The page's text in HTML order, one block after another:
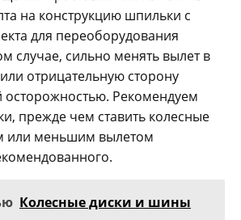
на конструкцию шпильки с
для переоборудования
случае, сильно менять вылет в
отрицательную сторону
осторожностью. Рекомендуем
прежде чем ставить колесные
или меньшим вылетом
Колесные диски и шины